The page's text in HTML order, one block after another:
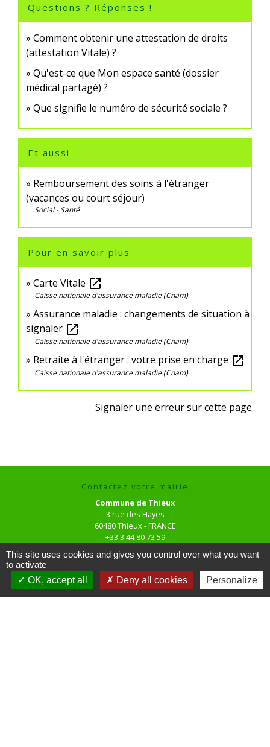
Questions ? Réponses !
Comment obtenir une attestation de droits
(attestation Vitale) ?
Qu'est-ce que Mon espace santé (dossier
médical partagé) ?
Que signifie le numéro de sécurité sociale ?
Et aussi
Remboursement des soins à l'étranger
(vacances ou court séjour)
Social - Santé
Pour en savoir plus
Carte Vitale open_in_new
Caisse nationale d'assurance maladie (Cnam)
Assurance maladie : changements de situation à
signaler open_in_new
Caisse nationale d'assurance maladie (Cnam)
Retraite à l'étranger : votre prise en charge open_in_new
Caisse nationale d'assurance maladie (Cnam)
Signaler une erreur sur cette page
Contactez votre mairie
Commune de Thieux
3 rue des Hayes
60480 Thieux - FRANCE
+33 3 44 80 73 59
Contact par formulaire
Horaires d'ouverture au public
le mardi de 16h00 à 18h00
This site uses cookies and gives you control over what you want
to activate
OK, accept all
Deny all cookies Personalize